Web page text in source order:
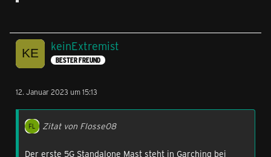
keinExtremist
BESTER FREUND
12. Januar 2023 um 15:13
Zitat von Flosse08
Der erste 5G Standalone Mast steht in Garching bei